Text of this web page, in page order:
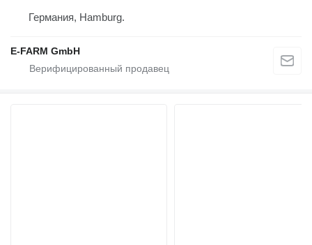
Германия, Hamburg.
E-FARM GmbH